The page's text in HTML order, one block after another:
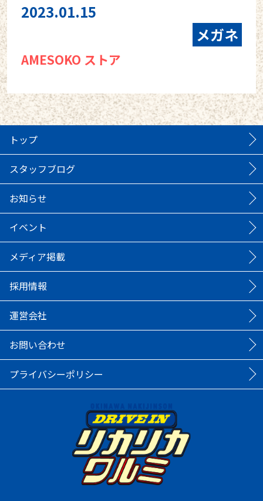
2023.01.15
メガネ
AMESOKO ストア
トップ
スタッフブログ
お知らせ
イベント
メディア掲載
採用情報
運営会社
お問い合わせ
プライバシーポリシー